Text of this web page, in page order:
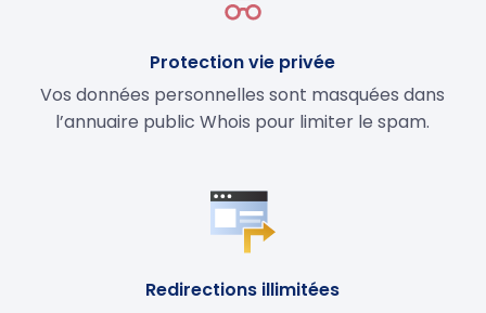
Protection vie privée
Vos données personnelles sont masquées dans
l’annuaire public Whois pour limiter le spam.
Redirections illimitées